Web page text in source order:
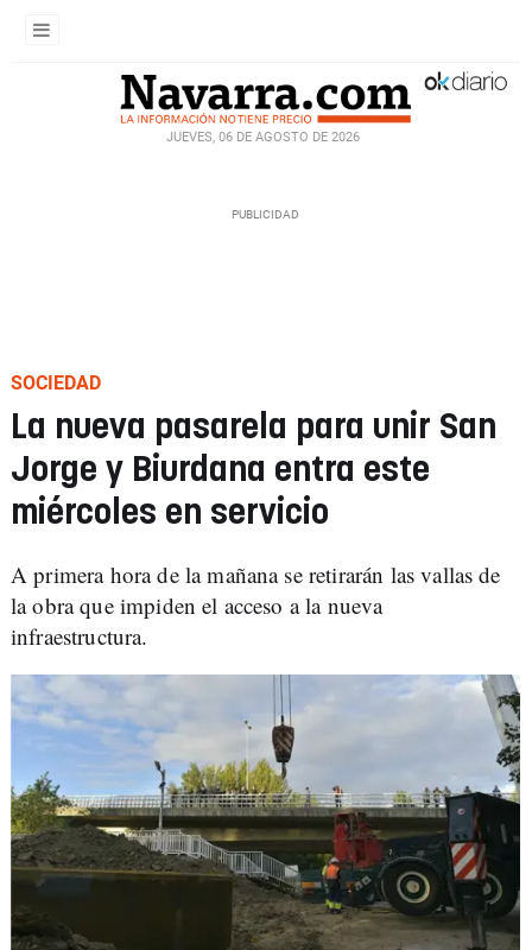
JUEVES, 06 DE AGOSTO DE 2026
SOCIEDAD
La nueva pasarela para unir San
Jorge y Biurdana entra este
miércoles en servicio
A primera hora de la mañana se retirarán las vallas de
la obra que impiden el acceso a la nueva
infraestructura.